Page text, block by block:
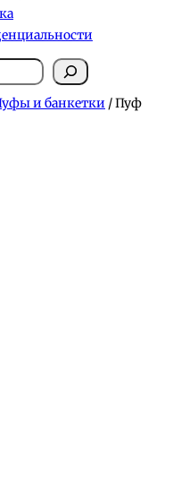
и банкетки / Пуф